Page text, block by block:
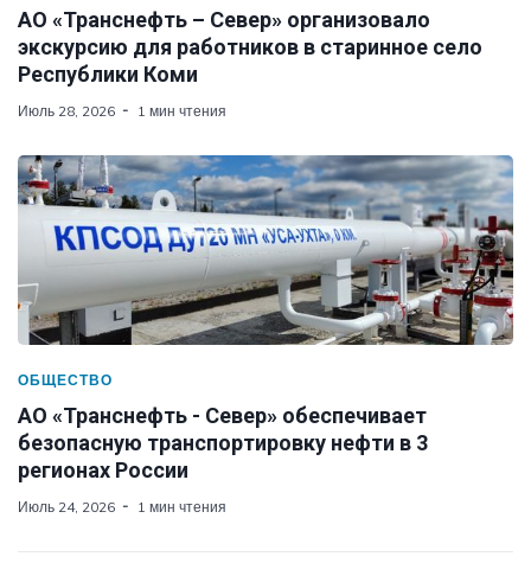
АО «Транснефть – Север» организовало
экскурсию для работников в старинное село
Республики Коми
Июль 28, 2026 1 мин чтения
ОБЩЕСТВО
АО «Транснефть - Север» обеспечивает
безопасную транспортировку нефти в 3
регионах России
Июль 24, 2026 1 мин чтения